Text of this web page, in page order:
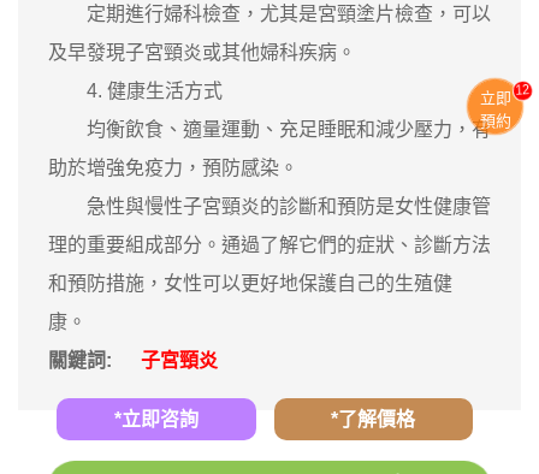
定期進行婦科檢查，尤其是宮頸塗片檢查，可以
及早發現子宮頸炎或其他婦科疾病。
4. 健康生活方式
均衡飲食、適量運動、充足睡眠和減少壓力，有
助於增強免疫力，預防感染。
急性與慢性子宮頸炎的診斷和預防是女性健康管
理的重要組成部分。通過了解它們的症狀、診斷方法
和預防措施，女性可以更好地保護自己的生殖健
康。
關鍵詞:
子宮頸炎
*立即咨詢 *了解價格
立即
預約
13